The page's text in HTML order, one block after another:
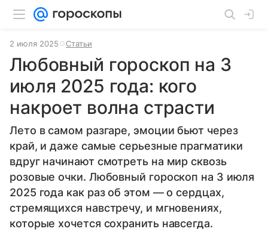
2 июля 2025 Статьи
Любовный гороскоп на 3
июля 2025 года: кого
накроет волна страсти
Лето в самом разгаре, эмоции бьют через
край, и даже самые серьезные прагматики
вдруг начинают смотреть на мир сквозь
розовые очки. Любовный гороскоп на 3 июля
2025 года как раз об этом — о сердцах,
стремящихся навстречу, и мгновениях,
которые хочется сохранить навсегда.